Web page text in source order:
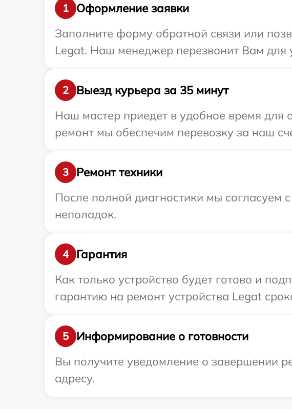
1
Оформление заявки
Заполните форму обратной связи или
Legat. Наш менеджер перезвонит Вам для
2
Выезд курьера за 35 минут
Наш мастер приедет в удобное время для
ремонт мы обеспечим перевозку за наш
3
Ремонт техники
После полной диагностики мы согласуем
неполадок.
4
Гарантия
Как только устройство будет готово и
гарантию на ремонт устройства Legat
5
Информирование о готовности
Вы получите уведомление о завершении
адресу.